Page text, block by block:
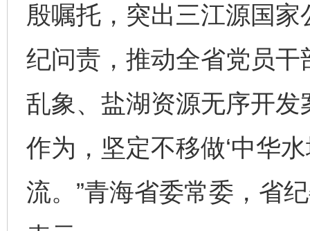
殷嘱托，突出三江源国
纪问责，推动全省党员
乱象、盐湖资源无序开
作为，坚定不移做‘中华
流。”青海省委常委，省
以产业富民促振兴 酒驾